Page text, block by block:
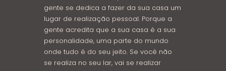
gente se dedica a fazer da sua casa um
lugar de realização pessoal. Porque a
gente acredita que a sua casa é a sua
personalidade, uma parte do mundo
onde tudo é do seu jeito. Se você não
se realiza no seu lar, vai se realizar